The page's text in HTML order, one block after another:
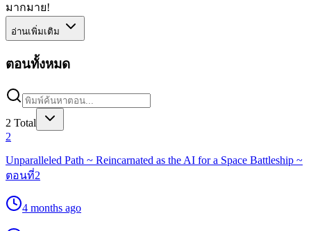
มากมาย!
อ่านเพิ่มเติม
ตอนทั้งหมด
2 Total
2
Unparalleled Path ~ Reincarnated as the AI for a Space Battleship ~
ตอนที่2
4 months ago